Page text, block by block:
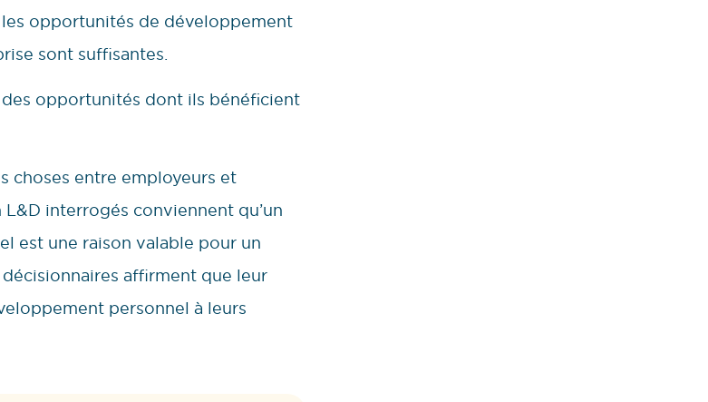
les opportunités de développement
sont suffisantes.
des opportunités dont ils bénéficient
choses entre employeurs et
interrogés conviennent qu’un
est une raison valable pour un
affirment que leur
personnel à leurs